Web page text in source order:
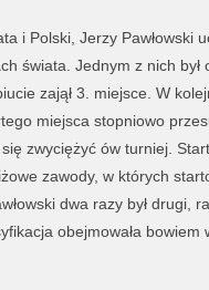
i Polski, Jerzy Pawłowski
świata. Jednym z nich był
zajął 3. miejsce. W
miejsca stopniowo
zwyciężyć ów turniej.
zawody, w których
dwa razy był drugi,
obejmowała bowiem